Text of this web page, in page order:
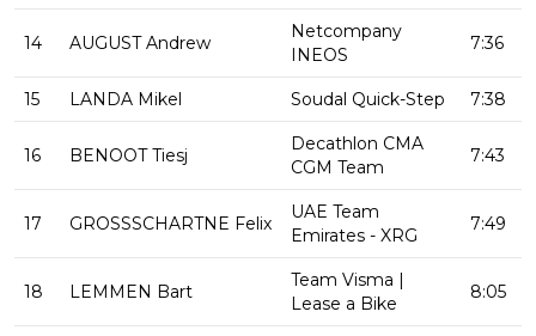
14 AUGUST Andrew
Netcompany
INEOS
7:36
15 LANDA Mikel Soudal Quick-Step 7:38
16 BENOOT Tiesj
Decathlon CMA
CGM Team
7:43
17 GROSSSCHARTNE Felix
UAE Team
Emirates - XRG
7:49
18 LEMMEN Bart
Team Visma |
Lease a Bike
8:05